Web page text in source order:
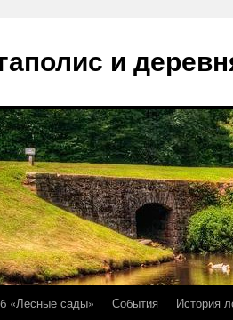
и
«Лесные сады» События История